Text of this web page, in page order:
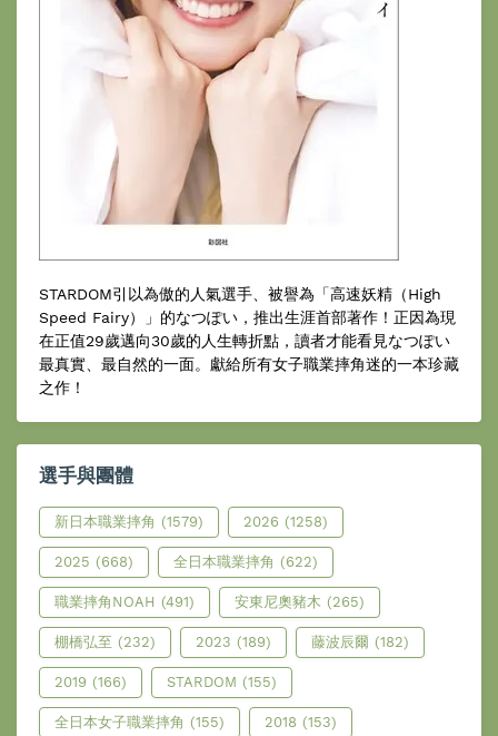
STARDOM引以為傲的人氣選手、被譽為「高速妖精（High
Speed Fairy）」的なつぽい，推出生涯首部著作！正因為現
在正值29歲邁向30歲的人生轉折點，讀者才能看見なつぽい
最真實、最自然的一面。獻給所有女子職業摔角迷的一本珍藏
之作！
選手與團體
新日本職業摔角 (1579) 2026 (1258)
2025 (668) 全日本職業摔角 (622)
職業摔角NOAH (491) 安東尼奧豬木 (265)
棚橋弘至 (232) 2023 (189) 藤波辰爾 (182)
2019 (166) STARDOM (155)
全日本女子職業摔角 (155) 2018 (153)